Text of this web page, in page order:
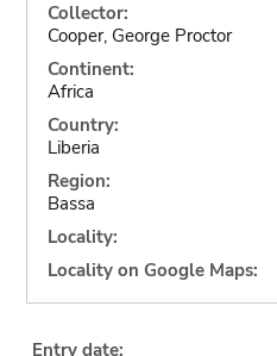
Collector:
Cooper, George Proctor
Continent:
Africa
Country:
Liberia
Region:
Bassa
Locality:
Locality on Google Maps:
Entry date: